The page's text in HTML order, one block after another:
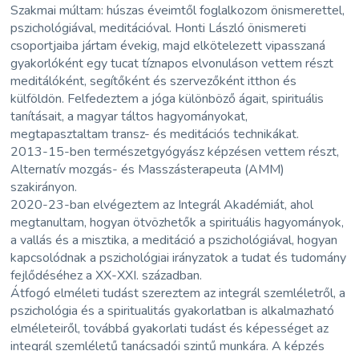
Szakmai múltam: húszas éveimtől foglalkozom önismerettel,
pszichológiával, meditációval. Honti László önismereti
csoportjaiba jártam évekig, majd elkötelezett vipasszaná
gyakorlóként egy tucat tíznapos elvonuláson vettem részt
meditálóként, segítőként és szervezőként itthon és
külföldön. Felfedeztem a jóga különböző ágait, spirituális
tanításait, a magyar táltos hagyományokat,
megtapasztaltam transz- és meditációs technikákat.
2013-15-ben természetgyógyász képzésen vettem részt,
Alternatív mozgás- és Masszásterapeuta (AMM)
szakirányon.
2020-23-ban elvégeztem az Integrál Akadémiát, ahol
megtanultam, hogyan ötvözhetők a spirituális hagyományok,
a vallás és a misztika, a meditáció a pszichológiával, hogyan
kapcsolódnak a pszichológiai irányzatok a tudat és tudomány
fejlődéséhez a XX-XXI. században.
Átfogó elméleti tudást szereztem az integrál szemléletről, a
pszichológia és a spiritualitás gyakorlatban is alkalmazható
elméleteiről, továbbá gyakorlati tudást és képességet az
integrál szemléletű tanácsadói szintű munkára. A képzés